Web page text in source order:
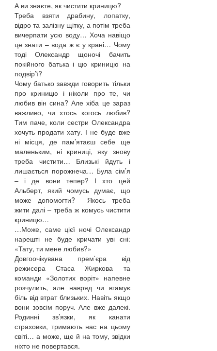
А ви знаєте, як чистити криницю?
Треба взяти драбину, лопатку,
відро та залізну щітку, а потім треба
вичерпати усю воду… Хоча навіщо
це знати – вода ж є у крані… Чому
тоді Олександр щоночі бачить
покійного батька і цю криницю на
подвір’ї?
Чому батько завжди говорить тільки
про криницю і ніколи про те, чи
любив він сина? Але хіба це зараз
важливо, чи хтось когось любив?
Тим паче, коли сестри Олександра
хочуть продати хату. І не буде вже
ні місця, де пам’ятаєш себе ще
маленьким, ні криниці, яку знову
треба чистити… Близькі йдуть і
лишається порожнеча… Була сім’я
– і де вони тепер? І хто цей
Альберт, який чомусь думає, що
може допомогти? Якось треба
жити далі – треба ж комусь чистити
криницю…
…Може, саме цієї ночі Олександр
нарешті не буде кричати уві сні:
«Тату, ти мене любив?»
Довгоочікувана прем’єра від
режисера Стаса Жиркова та
команди «Золотих воріт» напевне
розчулить, але навряд чи вгамує
біль від втрат близьких. Навіть якщо
вони зовсім поруч. Але вже далекі.
Родинні зв’язки, як канати
страховки, тримають нас на цьому
світі… а може, ще й на тому, звідки
ніхто не повертався.